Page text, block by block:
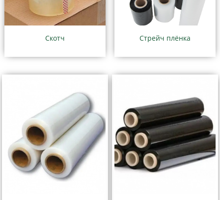
Скотч Стрейч плёнка